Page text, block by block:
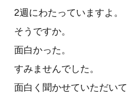
2週にわたっていますよ。
そうですか。
面白かった。
すみませんでした。
面白く聞かせていただいて